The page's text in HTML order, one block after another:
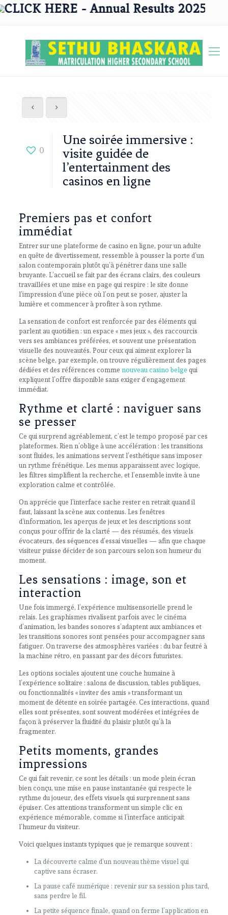
HERE - Annual Results 2025 -
0
Une soirée immersive :
visite guidée de
l’entertainment des
casinos en ligne
Premiers pas et confort
immédiat
Entrer sur une plateforme de casino en ligne, pour un adulte
en quête de divertissement, ressemble à pousser la porte d’un
salon contemporain plutôt qu’à pénétrer dans une salle
bruyante. L’accueil se fait par des écrans clairs, des couleurs
travaillées et une mise en page qui respire : le site donne
l’impression d’une pièce où l’on peut se poser, ajuster la
lumière et commencer à profiter à son rythme.
La sensation de confort est renforcée par des éléments qui
parlent au quotidien : un espace « mes jeux », des raccourcis
vers ses ambiances préférées, et souvent une présentation
visuelle des nouveautés. Pour ceux qui aiment explorer la
scène belge, par exemple, on trouve régulièrement des pages
dédiées et des références comme nouveau casino belge qui
expliquent l’offre disponible sans exiger d’engagement
immédiat.
Rythme et clarté : naviguer sans
se presser
Ce qui surprend agréablement, c’est le tempo proposé par ces
plateformes. Rien n’oblige à une accélération : les transitions
sont fluides, les animations servent l’esthétique sans imposer
un rythme frénétique. Les menus apparaissent avec logique,
les filtres simplifient la recherche, et l’ensemble invite à une
exploration calme et contrôlée.
On apprécie que l’interface sache rester en retrait quand il
faut, laissant la scène aux contenus. Les fenêtres
d’information, les aperçus de jeux et les descriptions sont
conçus pour offrir de la clarté — des résumés, des visuels
évocateurs, des séquences d’essai visuelles — afin que chaque
visiteur puisse décider de son parcours selon son humeur du
moment.
Les sensations : image, son et
interaction
Une fois immergé, l’expérience multisensorielle prend le
relais. Les graphismes rivalisent parfois avec le cinéma
d’animation, les bandes sonores s’adaptent aux ambiances et
les transitions sonores sont pensées pour accompagner sans
fatiguer. On traverse des atmosphères variées : du bar feutré à
la machine rétro, en passant par des décors futuristes.
Les options sociales ajoutent une couche humaine à
l’expérience solitaire : salons de discussion, tables publiques,
ou fonctionnalités « inviter des amis » transformant un
moment de détente en soirée partagée. Ces interactions, quand
elles sont présentes, sont souvent modérées et intégrées de
façon à préserver la fluidité du plaisir plutôt qu’à la
fragmenter.
Petits moments, grandes
impressions
Ce qui fait revenir, ce sont les détails : un mode plein écran
bien conçu, une mise en pause instantanée qui respecte le
rythme du joueur, des effets visuels qui surprennent sans
épuiser. Ces attentions transforment un simple clic en
expérience mémorable, comme si l’interface anticipait
l’humeur du visiteur.
Voici quelques instants typiques que je remarque souvent :
La découverte calme d’un nouveau thème visuel qui
captive sans écraser.
La pause café numérique : revenir sur sa session plus tard,
sans perdre le fil.
La petite séquence finale, quand on ferme l’application en